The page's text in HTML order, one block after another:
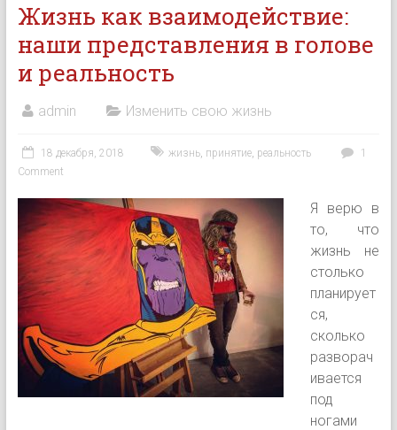
Жизнь как взаимодействие:
наши представления в голове
и реальность
admin Изменить свою жизнь
18 декабря, 2018 жизнь, принятие, реальность
1
Comment
Я верю в
то, что
жизнь не
столько
планирует
ся,
сколько
разворач
ивается
под
ногами